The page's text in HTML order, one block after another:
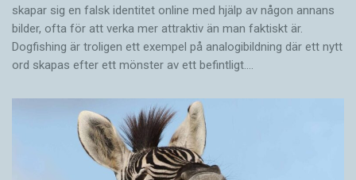
skapar sig en falsk identitet online med hjälp av någon annans
bilder, ofta för att verka mer attraktiv än man faktiskt är.
Dogfishing är troligen ett exempel på analogibildning där ett nytt
ord skapas efter ett mönster av ett befintligt.…